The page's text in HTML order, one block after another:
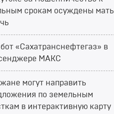
срокам осуждены мать
«Сахатранснефтегаз» в
МАКС
могут направить
по земельным
в интерактивную карту